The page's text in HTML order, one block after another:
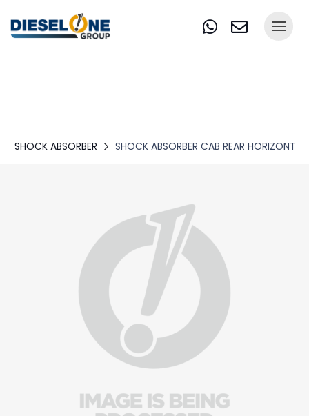
SHOCK ABSORBER SHOCK ABSORBER CAB REAR HORIZONTAL